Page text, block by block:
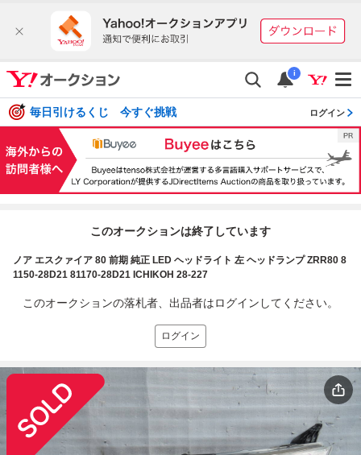
i
毎日引けるくじ 今すぐ挑戦 ログイン
このオークションは終了しています
ノア エスクァイア 80 前期 純正 LED ヘッドライト 左 ヘッドランプ ZRR80 8
1150-28D21 81170-28D21 ICHIKOH 28-227
このオークションの落札者、出品者はログインしてください。
ログイン